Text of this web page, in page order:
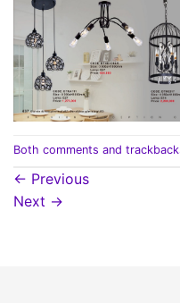
Both comments and
← Previous
Next →